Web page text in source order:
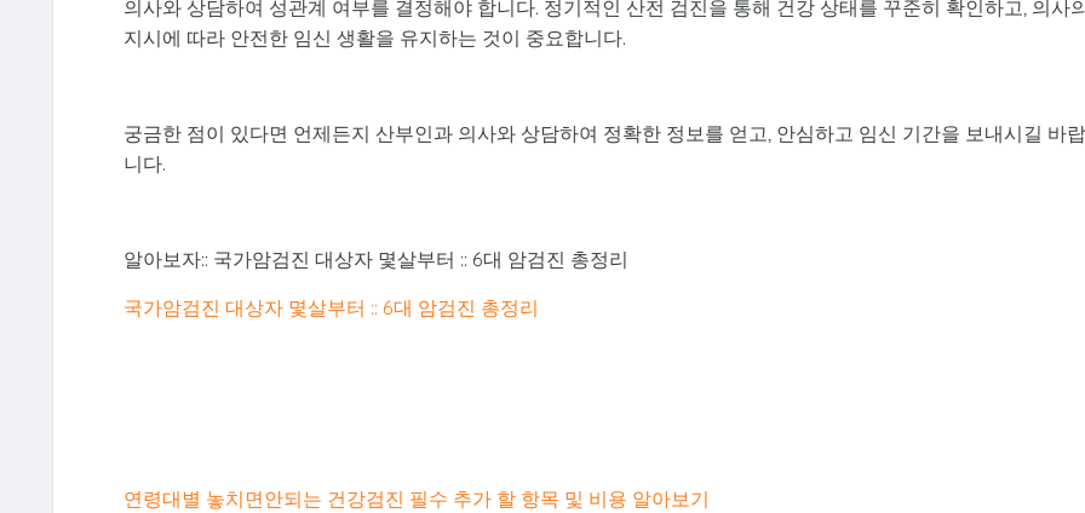
의사와 상담하여 성관계 여부를 결정해야 합니다. 정기적인 산전 검진을 통해 건강 상태를 꾸준히 확인하고, 의사
지시에 따라 안전한 임신 생활을 유지하는 것이 중요합니다.
궁금한 점이 있다면 언제든지 산부인과 의사와 상담하여 정확한 정보를 얻고, 안심하고 임신 기간을 보내시길 바랍
니다.
알아보자:: 국가암검진 대상자 몇살부터 :: 6대 암검진 총정리
국가암검진 대상자 몇살부터 :: 6대 암검진 총정리
연령대별 놓치면안되는 건강검진 필수 추가 할 항목 및 비용 알아보기